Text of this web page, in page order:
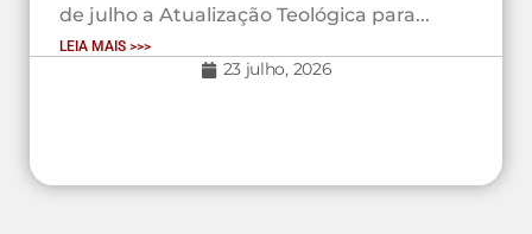
de julho a Atualização Teológica para...
LEIA MAIS >>>
23 julho, 2026